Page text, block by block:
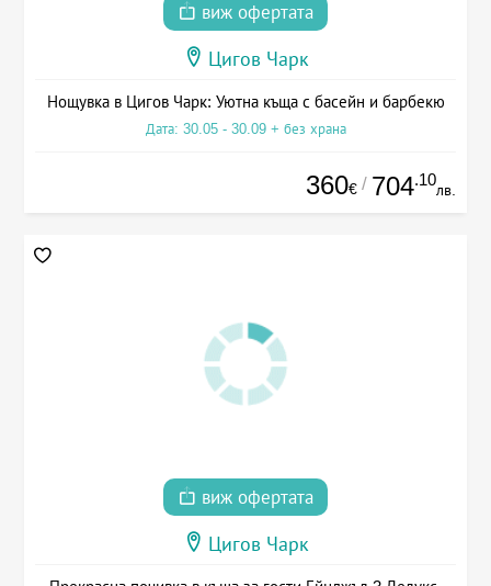
виж офертата
Цигов Чарк
Нощувка в Цигов Чарк: Уютна къща с басейн и барбекю
Дата: 30.05 - 30.09 + без храна
360€ / 704.10
лв.
виж офертата
Цигов Чарк